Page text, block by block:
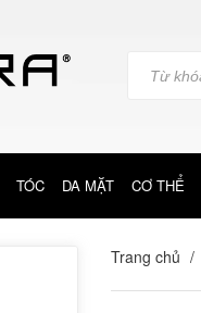
TÓC DA MẶT CƠ THỂ
Trang chủ /